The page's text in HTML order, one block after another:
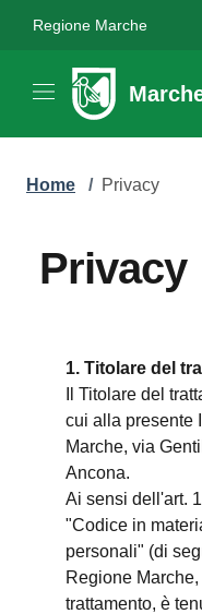
Regione Marche
Home / Privacy
Privacy
1. Titolare del
Il Titolare del
cui alla presente
Marche, via
Ancona.
Ai sensi dell'art.
"Codice in
personali" (di
Regione
trattamento, è